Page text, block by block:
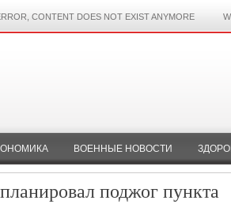
CONTENT DOES NOT EXIST ANYMORE
ВОЕННЫЕ НОВОСТИ
поджог пункта